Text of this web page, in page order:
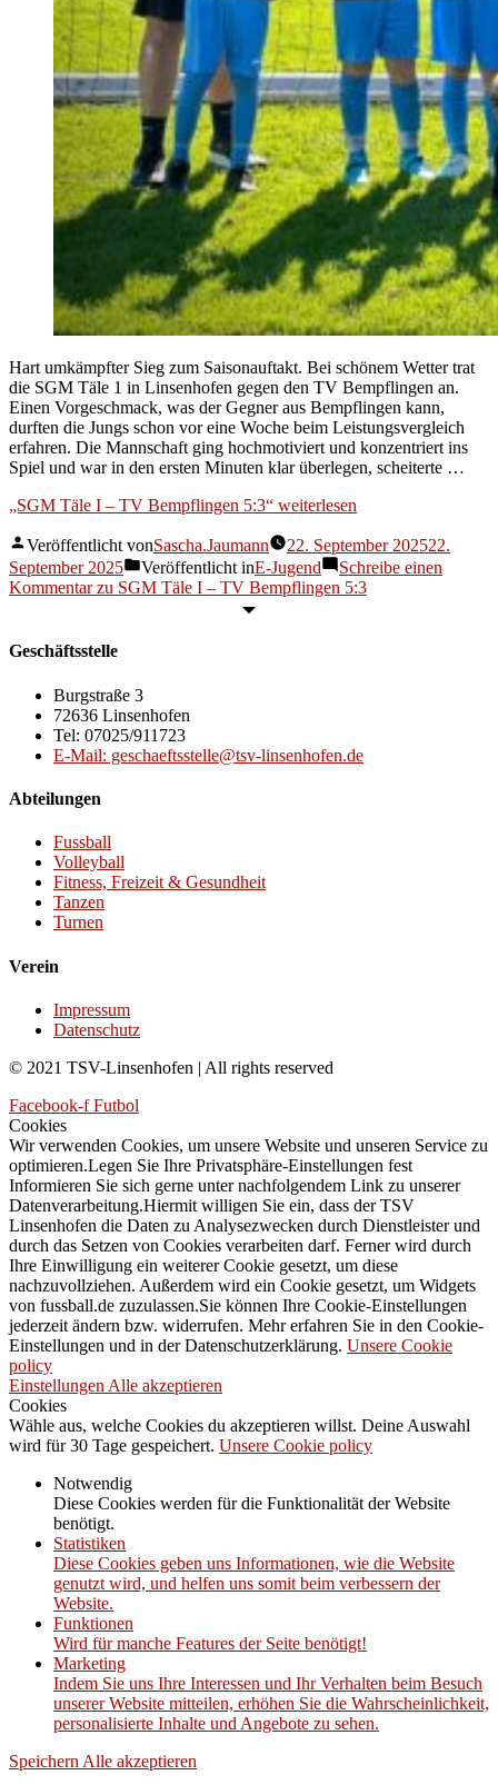
Hart umkämpfter Sieg zum Saisonauftakt. Bei schönem Wetter trat
die SGM Täle 1 in Linsenhofen gegen den TV Bempflingen an.
Einen Vorgeschmack, was der Gegner aus Bempflingen kann,
durften die Jungs schon vor eine Woche beim Leistungsvergleich
erfahren. Die Mannschaft ging hochmotiviert und konzentriert ins
Spiel und war in den ersten Minuten klar überlegen, scheiterte …
„SGM Täle I – TV Bempflingen 5:3“ weiterlesen
Veröffentlicht vonSascha.Jaumann 22. September 202522.
September 2025
Veröffentlicht inE-Jugend
Schreibe einen
Kommentarzu SGM Täle I – TV Bempflingen 5:3
Geschäftsstelle
Burgstraße 3
72636 Linsenhofen
Tel: 07025/911723
E-Mail: geschaeftsstelle@tsv-linsenhofen.de
Abteilungen
Fussball
Volleyball
Fitness, Freizeit & Gesundheit
Tanzen
Turnen
Verein
Impressum
Datenschutz
© 2021 TSV-Linsenhofen | All rights reserved
Facebook-f Futbol
Cookies
Wir verwenden Cookies, um unsere Website und unseren Service zu
optimieren.Legen Sie Ihre Privatsphäre-Einstellungen fest
Informieren Sie sich gerne unter nachfolgendem Link zu unserer
Datenverarbeitung.Hiermit willigen Sie ein, dass der TSV
Linsenhofen die Daten zu Analysezwecken durch Dienstleister und
durch das Setzen von Cookies verarbeiten darf. Ferner wird durch
Ihre Einwilligung ein weiterer Cookie gesetzt, um diese
nachzuvollziehen. Außerdem wird ein Cookie gesetzt, um Widgets
von fussball.de zuzulassen.Sie können Ihre Cookie-Einstellungen
jederzeit ändern bzw. widerrufen. Mehr erfahren Sie in den Cookie-
Einstellungen und in der Datenschutzerklärung. Unsere Cookie
policy
Einstellungen Alle akzeptieren
Cookies
Wähle aus, welche Cookies du akzeptieren willst. Deine Auswahl
wird für 30 Tage gespeichert. Unsere Cookie policy
Notwendig
Diese Cookies werden für die Funktionalität der Website
benötigt.
Statistiken
Diese Cookies geben uns Informationen, wie die Website
genutzt wird, und helfen uns somit beim verbessern der
Website.
Funktionen
Wird für manche Features der Seite benötigt!
Marketing
Indem Sie uns Ihre Interessen und Ihr Verhalten beim Besuch
unserer Website mitteilen, erhöhen Sie die Wahrscheinlichkeit,
personalisierte Inhalte und Angebote zu sehen.
Speichern Alle akzeptieren